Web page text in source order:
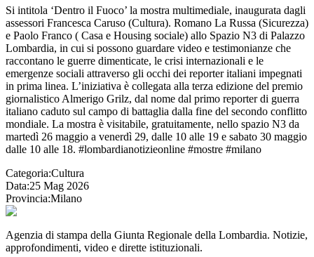
Si intitola ‘Dentro il Fuoco’ la mostra multimediale, inaugurata dagli
assessori Francesca Caruso (Cultura). Romano La Russa (Sicurezza)
e Paolo Franco ( Casa e Housing sociale) allo Spazio N3 di Palazzo
Lombardia, in cui si possono guardare video e testimonianze che
raccontano le guerre dimenticate, le crisi internazionali e le
emergenze sociali attraverso gli occhi dei reporter italiani impegnati
in prima linea. L’iniziativa è collegata alla terza edizione del premio
giornalistico Almerigo Grilz, dal nome dal primo reporter di guerra
italiano caduto sul campo di battaglia dalla fine del secondo conflitto
mondiale. La mostra è visitabile, gratuitamente, nello spazio N3 da
martedì 26 maggio a venerdì 29, dalle 10 alle 19 e sabato 30 maggio
dalle 10 alle 18. #lombardianotizieonline #mostre #milano
Categoria:Cultura
Data:25 Mag 2026
Provincia:Milano
Agenzia di stampa della Giunta Regionale della Lombardia. Notizie,
approfondimenti, video e dirette istituzionali.